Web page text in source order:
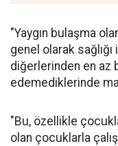
"Yaygın bulaşma
genel olarak
diğerlerinden en az
edemediklerinde
"Bu, özellikle
olan çocuklarla